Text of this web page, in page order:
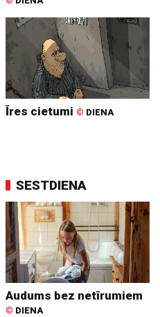
Īres cietumi © DIENA
SESTDIENA
Audums bez netīrumiem
© DIENA